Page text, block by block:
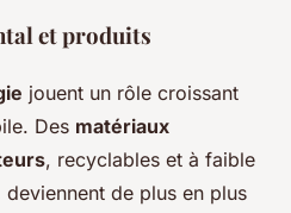
et produits
jouent un rôle croissant
Des matériaux
, recyclables et à faible
de plus en plus